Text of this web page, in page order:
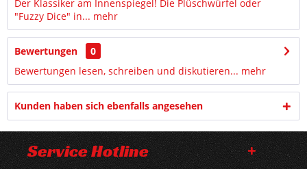
Der Klassiker am Innenspiegel! Die Plüschwürfel oder
"Fuzzy Dice" in... mehr
Bewertungen
0
Bewertungen lesen, schreiben und diskutieren... mehr
Kunden haben sich ebenfalls angesehen
Service Hotline